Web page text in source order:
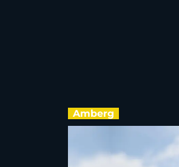
Amberg